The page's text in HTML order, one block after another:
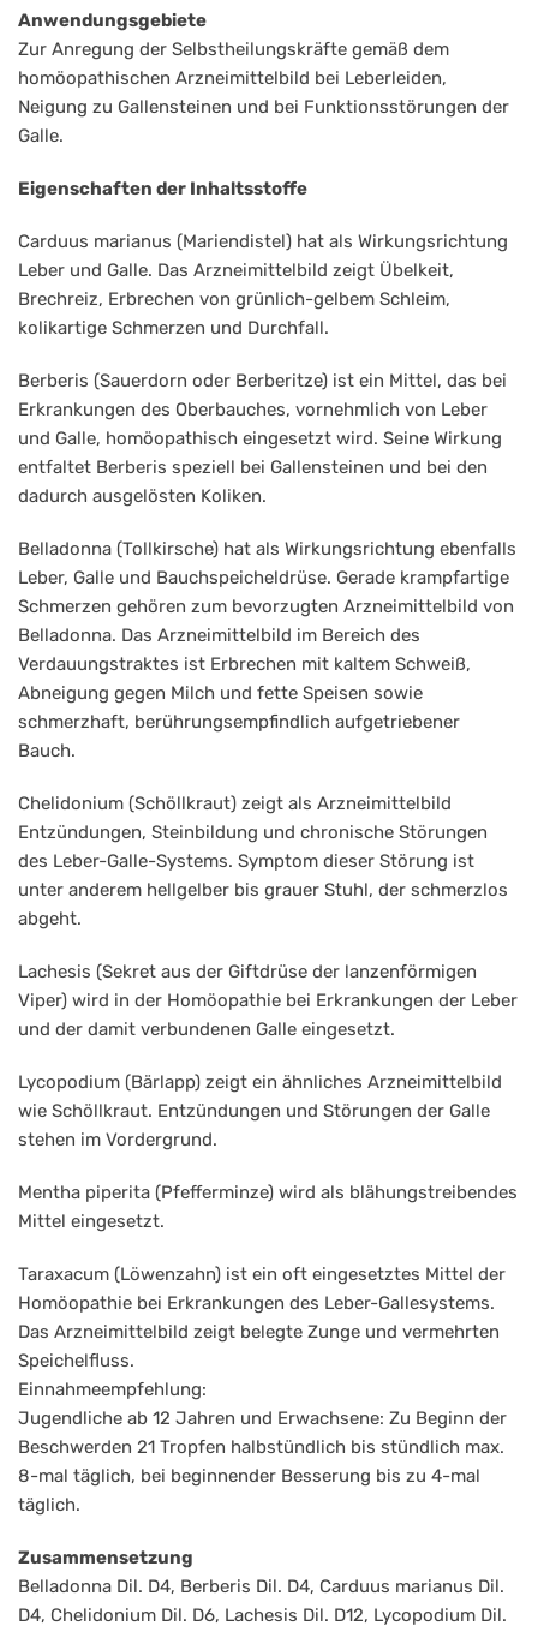
Nr.
21
Tropfen
Leber/Galle
Anwendungsgebiete
Zur Anregung der Selbstheilungskräfte gemäß dem
homöopathischen Arzneimittelbild bei Leberleiden,
Neigung zu Gallensteinen und bei Funktionsstörungen der
Galle.
Eigenschaften der Inhaltsstoffe
Carduus marianus (Mariendistel) hat als Wirkungsrichtung
Leber und Galle. Das Arzneimittelbild zeigt Übelkeit,
Brechreiz, Erbrechen von grünlich-gelbem Schleim,
kolikartige Schmerzen und Durchfall.
Berberis (Sauerdorn oder Berberitze) ist ein Mittel, das bei
Erkrankungen des Oberbauches, vornehmlich von Leber
und Galle, homöopathisch eingesetzt wird. Seine Wirkung
entfaltet Berberis speziell bei Gallensteinen und bei den
dadurch ausgelösten Koliken.
Belladonna (Tollkirsche) hat als Wirkungsrichtung ebenfalls
Leber, Galle und Bauchspeicheldrüse. Gerade krampfartige
Schmerzen gehören zum bevorzugten Arzneimittelbild von
Belladonna. Das Arzneimittelbild im Bereich des
Verdauungstraktes ist Erbrechen mit kaltem Schweiß,
Abneigung gegen Milch und fette Speisen sowie
schmerzhaft, berührungsempfindlich aufgetriebener
Bauch.
Chelidonium (Schöllkraut) zeigt als Arzneimittelbild
Entzündungen, Steinbildung und chronische Störungen
des Leber-Galle-Systems. Symptom dieser Störung ist
unter anderem hellgelber bis grauer Stuhl, der schmerzlos
abgeht.
Lachesis (Sekret aus der Giftdrüse der lanzenförmigen
Viper) wird in der Homöopathie bei Erkrankungen der Leber
und der damit verbundenen Galle eingesetzt.
Lycopodium (Bärlapp) zeigt ein ähnliches Arzneimittelbild
wie Schöllkraut. Entzündungen und Störungen der Galle
stehen im Vordergrund.
Mentha piperita (Pfefferminze) wird als blähungstreibendes
Mittel eingesetzt.
Taraxacum (Löwenzahn) ist ein oft eingesetztes Mittel der
Homöopathie bei Erkrankungen des Leber-Gallesystems.
Das Arzneimittelbild zeigt belegte Zunge und vermehrten
Speichelfluss.
Einnahmeempfehlung:
Jugendliche ab 12 Jahren und Erwachsene: Zu Beginn der
Beschwerden 21 Tropfen halbstündlich bis stündlich max.
8-mal täglich, bei beginnender Besserung bis zu 4-mal
täglich.
Zusammensetzung
Belladonna Dil. D4, Berberis Dil. D4, Carduus marianus Dil.
D4, Chelidonium Dil. D6, Lachesis Dil. D12, Lycopodium Dil.